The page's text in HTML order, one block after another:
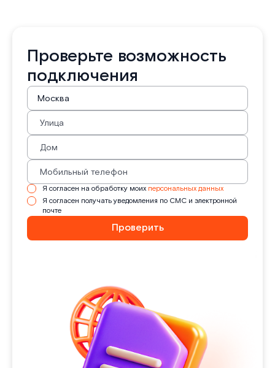
Проверьте возможность
подключения
Я согласен на обработку моих персональных данных
Я согласен получать уведомления по СМС и электронной
почте
Проверить